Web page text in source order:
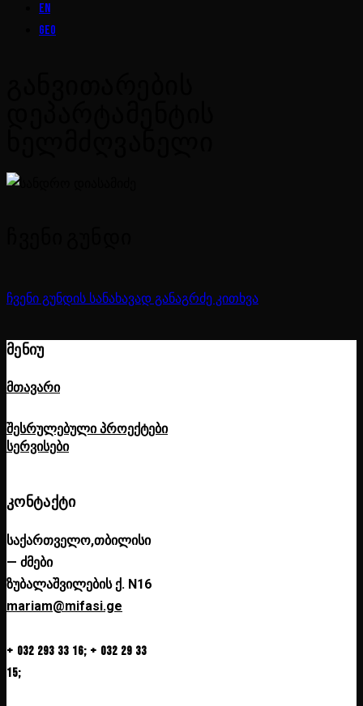
EN
GEO
ჩვენი გუნდის სანახავად განაგრძე კითხვა
ᲛᲔᲜᲘᲣ
მთავარი
შესრულებული პროექტები
სერვისები
ᲙᲝᲜᲢᲐᲥᲢᲘ
საქართველო,თბილისი
— ძმები
ზუბალაშვილების ქ. N16
mariam@mifasi.ge
+ 032 293 33 16; + 032 29 33
15;